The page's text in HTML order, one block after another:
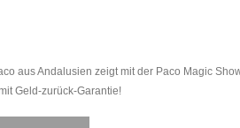
aus Andalusien zeigt mit der Paco Magic
Geld-zurück-Garantie!